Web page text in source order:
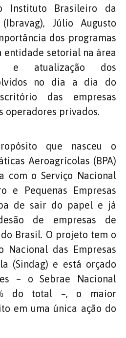
Instituto Brasileiro da
Júlio Augusto
dos programas
entidade setorial na área
e atualização dos
no dia a dia do
das empresas
operadores privados.
que nasceu o
Aeroagrícolas (BPA)
com o Serviço Nacional
e Pequenas Empresas
de sair do papel e já
de empresas de
Brasil. O projeto tem o
Nacional das Empresas
(Sindag) e está orçado
– o Sebrae Nacional
do total –, o maior
em uma única ação do